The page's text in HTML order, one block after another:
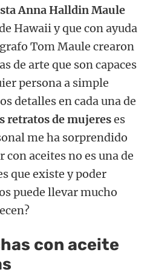
Anna Halldin Maule
Hawaii y que con ayuda
Tom Maule crearon
de arte que son capaces
persona a simple
detalles en cada una de
retratos de mujereses
me ha sorprendido
aceites no es una de
que existe y poder
puede llevar mucho
con aceite